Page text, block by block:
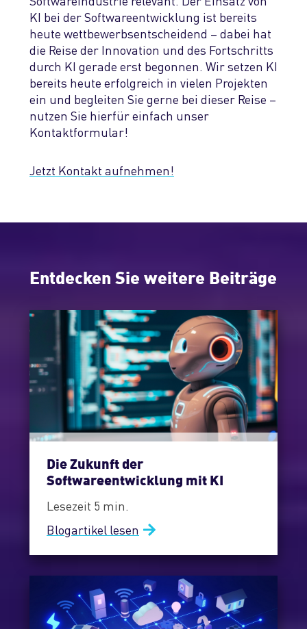
KI bei der Softwareentwicklung ist bereits
heute wettbewerbsentscheidend – dabei hat
die Reise der Innovation und des Fortschritts
durch KI gerade erst begonnen. Wir setzen KI
bereits heute erfolgreich in vielen Projekten
ein und begleiten Sie gerne bei dieser Reise –
nutzen Sie hierfür einfach unser
Kontaktformular!
Jetzt Kontakt aufnehmen!
Entdecken Sie weitere Beiträge
Die Zukunft der
Softwareentwicklung mit KI
Lesezeit 5 min.
Blogartikel lesen